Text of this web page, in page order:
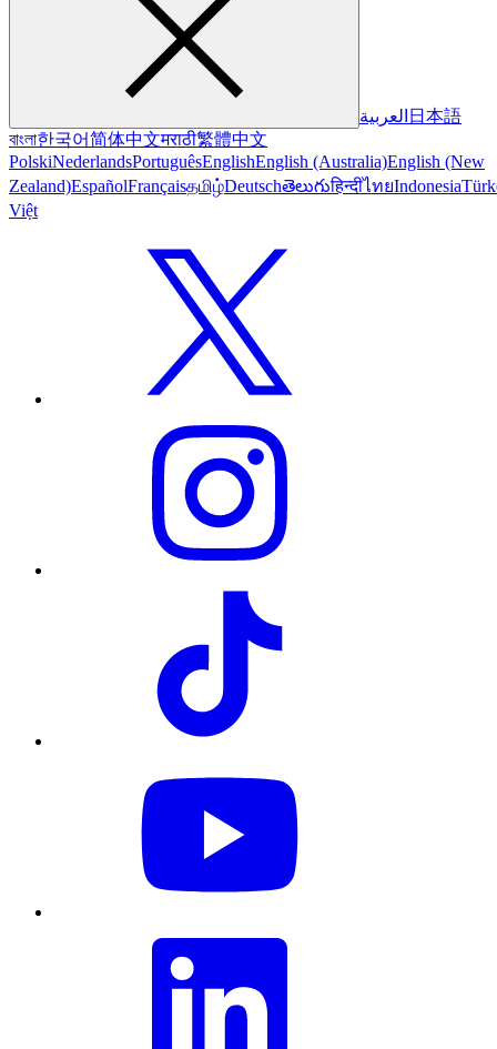
العربية 日本語
বাংলা한국어简体中文मराठी繁體中文
PolskiNederlandsPortuguêsEnglishEnglish (Australia)English (New
Zealand)EspañolFrançaisதமிழ்Deutschతెలుగుहिन्दीไทยIndonesia
Việt